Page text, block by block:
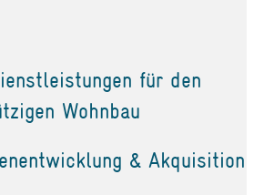
für den
Wohnbau
& Akquisition